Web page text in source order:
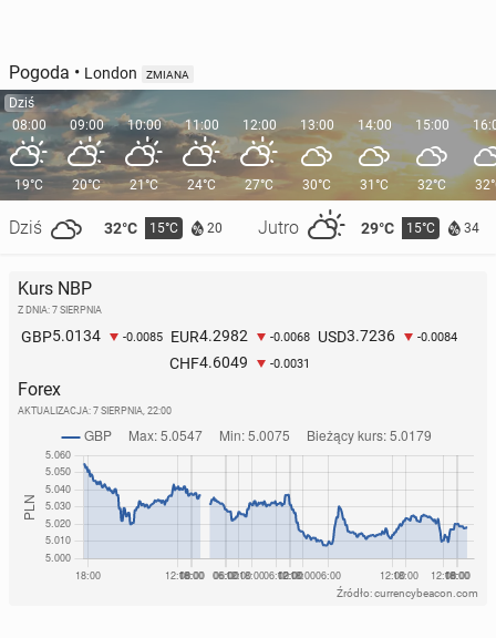
Pogoda • London ZMIANA
Dziś
08:00
19°C
Dziś 32°C 15°C 20 Jutro 29°C 15°C 34
09:00
20°C
10:00
21°C
11:00
24°C
12:00
27°C
13:00
30°C
14:00
31°C
15:00
32°C
Kurs NBP
Z DNIA: 7 SIERPNIA
GBP5.0134 -0.0085 EUR4.2982 -0.0068 USD3.7236 -0.0084
CHF4.6049 -0.0031
Forex
AKTUALIZACJA: 7 SIERPNIA, 22:00
Źródło: currencybeacon.com